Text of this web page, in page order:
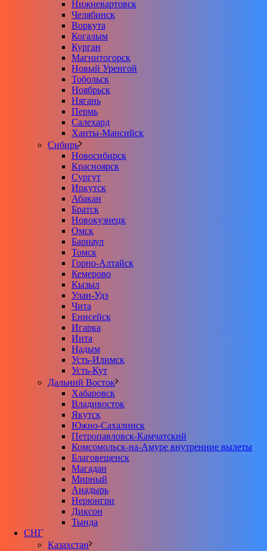
Нижневартовск
Челябинск
Воркута
Когалым
Курган
Магнитогорск
Новый Уренгой
Тобольск
Ноябрьск
Нягань
Пермь
Салехард
Ханты-Мансийск
Сибирь
Новосибирск
Красноярск
Сургут
Иркутск
Абакан
Братск
Новокузнецк
Омск
Барнаул
Томск
Горно-Алтайск
Кемерово
Кызыл
Улан-Удэ
Чита
Енисейск
Игарка
Инта
Надым
Усть-Илимск
Усть-Кут
Дальний Восток
Хабаровск
Владивосток
Якутск
Южно-Сахалинск
Петропавловск-Камчатский
Комсомольск-на-Амуре внутренние вылеты
Благовещенск
Магадан
Мирный
Анадырь
Нерюнгри
Диксон
Тында
СНГ
Казахстан